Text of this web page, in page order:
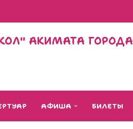
АКИМАТА ГОРОДА
АФИША БИЛЕТЫ